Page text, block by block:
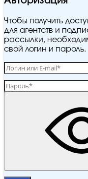
Чтобы получить
для агентств и
рассылки,
свой логин и пароль.